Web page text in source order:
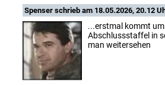
Spenser schrieb am 18.05.2026, 20.12
...erstmal kommt
Abschlussstaffel in
man weitersehen